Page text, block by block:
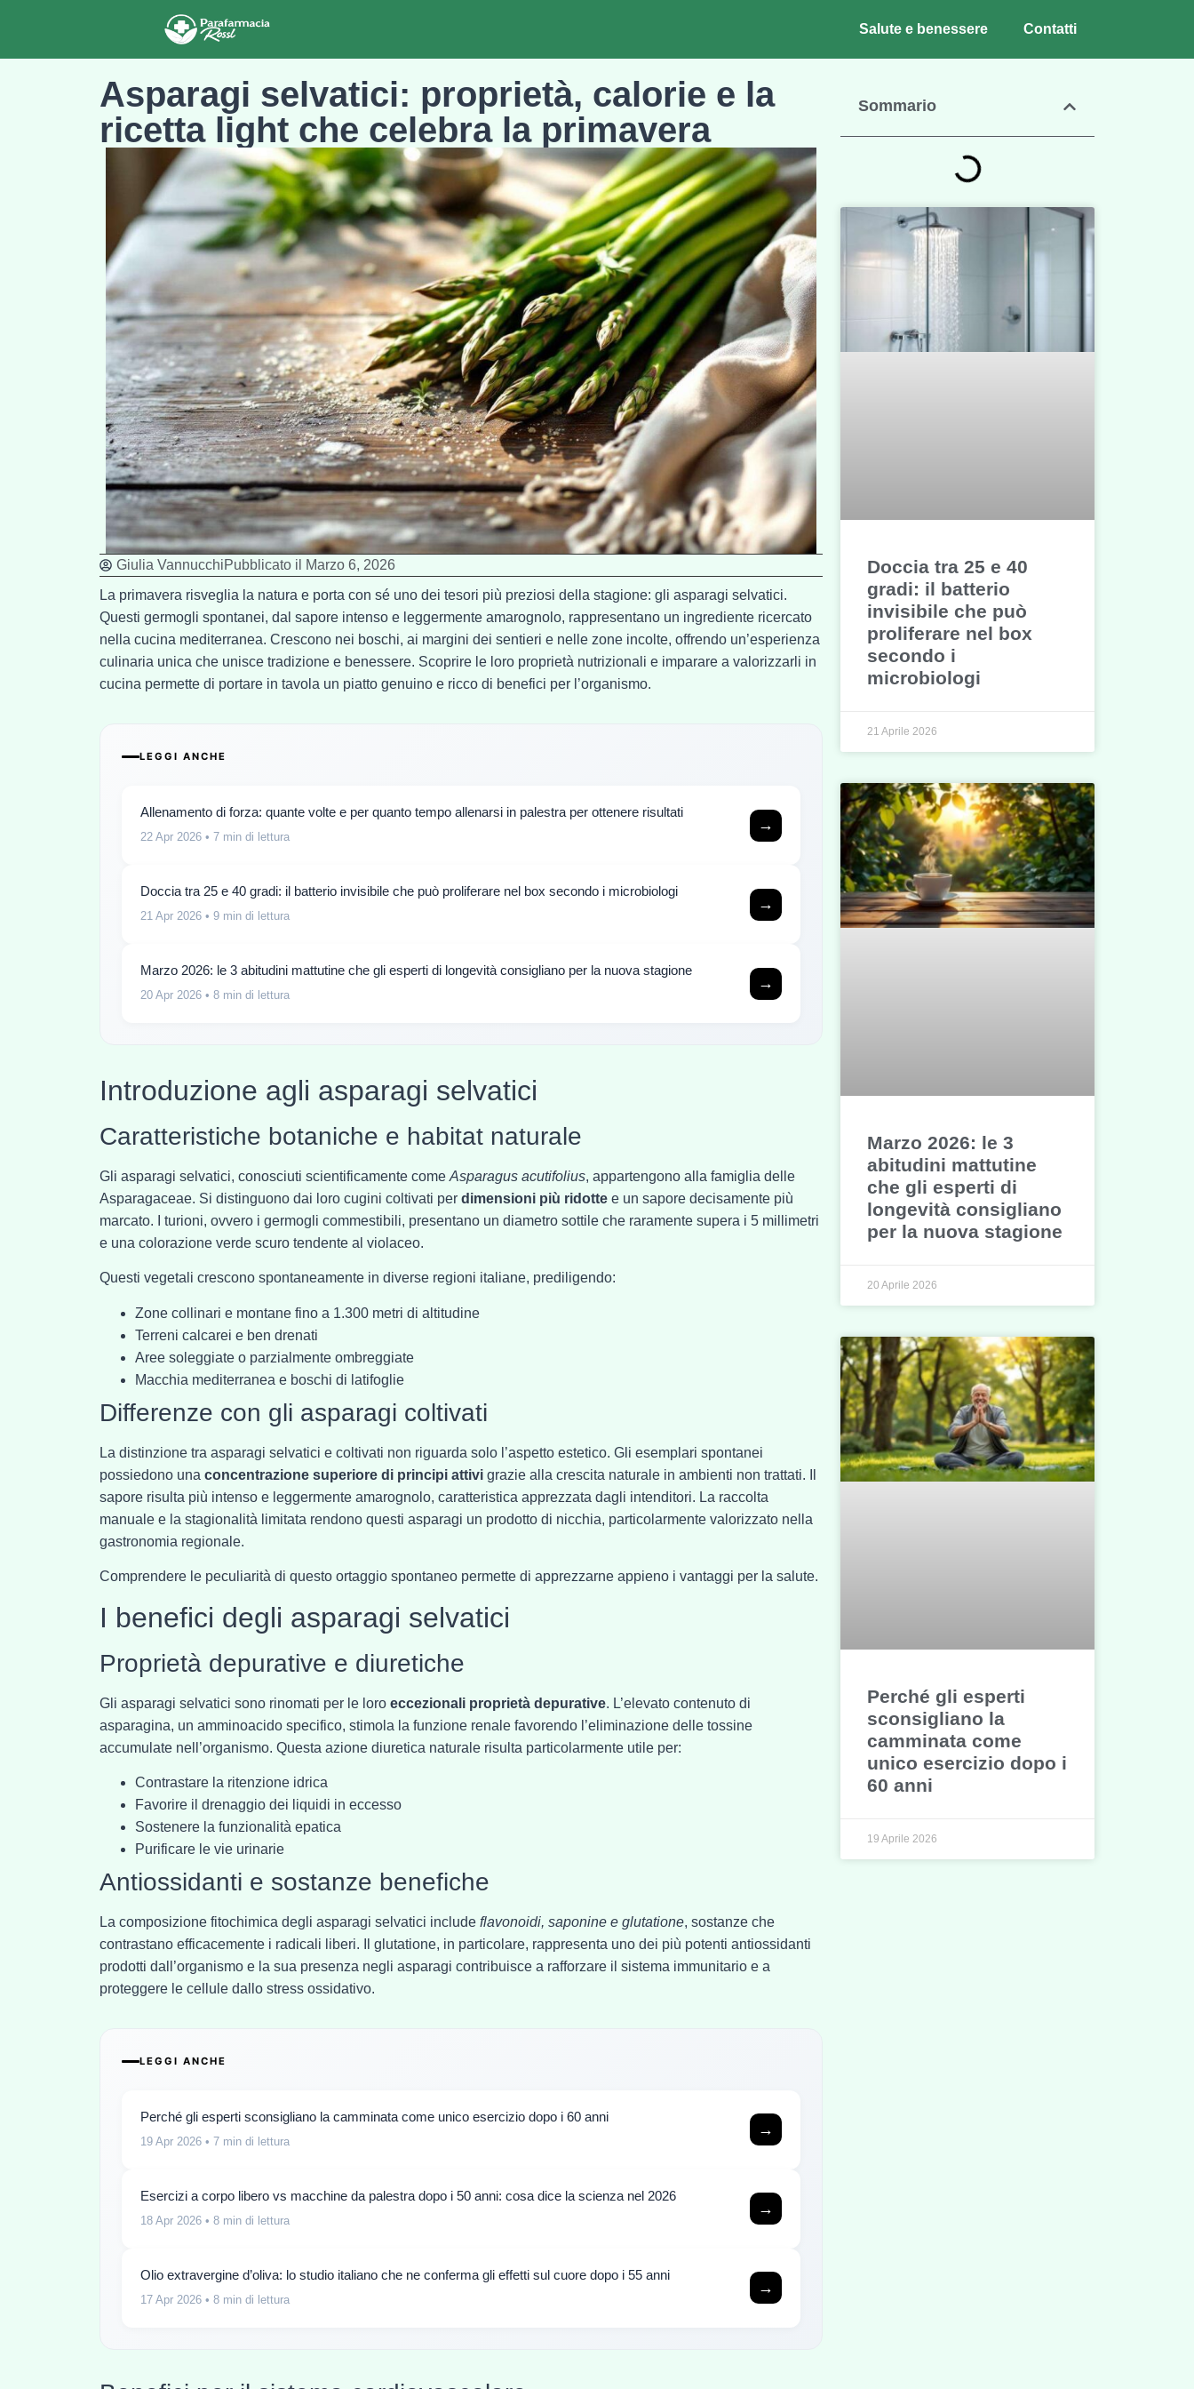
Salute e benessere Contatti
Sommario
Doccia tra 25 e 40
gradi: il batterio
invisibile che può
proliferare nel box
secondo i
microbiologi
21 Aprile 2026
Marzo 2026: le 3
abitudini mattutine
che gli esperti di
longevità consigliano
per la nuova stagione
20 Aprile 2026
Perché gli esperti
sconsigliano la
camminata come
unico esercizio dopo i
60 anni
19 Aprile 2026
Asparagi selvatici: proprietà, calorie e la
ricetta light che celebra la primavera
Giulia VannucchiPubblicato il
Marzo 6, 2026
La primavera risveglia la natura e porta con sé uno dei tesori più preziosi della stagione: gli asparagi selvatici.
Questi germogli spontanei, dal sapore intenso e leggermente amarognolo, rappresentano un ingrediente ricercato
nella cucina mediterranea. Crescono nei boschi, ai margini dei sentieri e nelle zone incolte, offrendo un’esperienza
culinaria unica che unisce tradizione e benessere. Scoprire le loro proprietà nutrizionali e imparare a valorizzarli in
cucina permette di portare in tavola un piatto genuino e ricco di benefici per l’organismo.
LEGGI ANCHE
Allenamento di forza: quante volte e per quanto tempo allenarsi in palestra per ottenere risultati
22 Apr 2026 • 7 min di lettura
→
Doccia tra 25 e 40 gradi: il batterio invisibile che può proliferare nel box secondo i microbiologi
21 Apr 2026 • 9 min di lettura
→
Marzo 2026: le 3 abitudini mattutine che gli esperti di longevità consigliano per la nuova stagione
20 Apr 2026 • 8 min di lettura
→
Introduzione agli asparagi selvatici
Caratteristiche botaniche e habitat naturale
Gli asparagi selvatici, conosciuti scientificamente come Asparagus acutifolius, appartengono alla famiglia delle
Asparagaceae. Si distinguono dai loro cugini coltivati per dimensioni più ridotte e un sapore decisamente più
marcato. I turioni, ovvero i germogli commestibili, presentano un diametro sottile che raramente supera i 5 millimetri
e una colorazione verde scuro tendente al violaceo.
Questi vegetali crescono spontaneamente in diverse regioni italiane, prediligendo:
Zone collinari e montane fino a 1.300 metri di altitudine
Terreni calcarei e ben drenati
Aree soleggiate o parzialmente ombreggiate
Macchia mediterranea e boschi di latifoglie
Differenze con gli asparagi coltivati
La distinzione tra asparagi selvatici e coltivati non riguarda solo l’aspetto estetico. Gli esemplari spontanei
possiedono una concentrazione superiore di principi attivi grazie alla crescita naturale in ambienti non trattati. Il
sapore risulta più intenso e leggermente amarognolo, caratteristica apprezzata dagli intenditori. La raccolta
manuale e la stagionalità limitata rendono questi asparagi un prodotto di nicchia, particolarmente valorizzato nella
gastronomia regionale.
Comprendere le peculiarità di questo ortaggio spontaneo permette di apprezzarne appieno i vantaggi per la salute.
I benefici degli asparagi selvatici
Proprietà depurative e diuretiche
Gli asparagi selvatici sono rinomati per le loro eccezionali proprietà depurative. L’elevato contenuto di
asparagina, un amminoacido specifico, stimola la funzione renale favorendo l’eliminazione delle tossine
accumulate nell’organismo. Questa azione diuretica naturale risulta particolarmente utile per:
Contrastare la ritenzione idrica
Favorire il drenaggio dei liquidi in eccesso
Sostenere la funzionalità epatica
Purificare le vie urinarie
Antiossidanti e sostanze benefiche
La composizione fitochimica degli asparagi selvatici include flavonoidi, saponine e glutatione, sostanze che
contrastano efficacemente i radicali liberi. Il glutatione, in particolare, rappresenta uno dei più potenti antiossidanti
prodotti dall’organismo e la sua presenza negli asparagi contribuisce a rafforzare il sistema immunitario e a
proteggere le cellule dallo stress ossidativo.
LEGGI ANCHE
Perché gli esperti sconsigliano la camminata come unico esercizio dopo i 60 anni
19 Apr 2026 • 7 min di lettura
→
Esercizi a corpo libero vs macchine da palestra dopo i 50 anni: cosa dice la scienza nel 2026
18 Apr 2026 • 8 min di lettura
→
Olio extravergine d’oliva: lo studio italiano che ne conferma gli effetti sul cuore dopo i 55 anni
17 Apr 2026 • 8 min di lettura
→